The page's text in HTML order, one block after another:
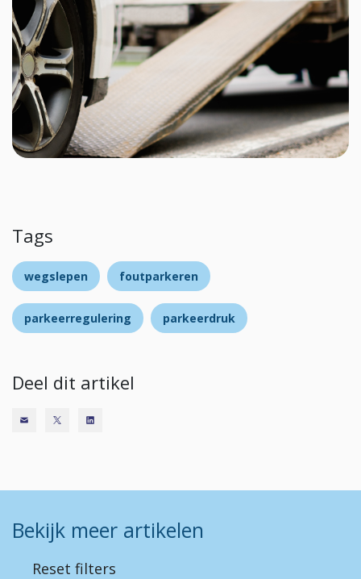
Tags
wegslepen foutparkeren
parkeerregulering parkeerdruk
Deel dit artikel
Bekijk meer artikelen
Reset filters